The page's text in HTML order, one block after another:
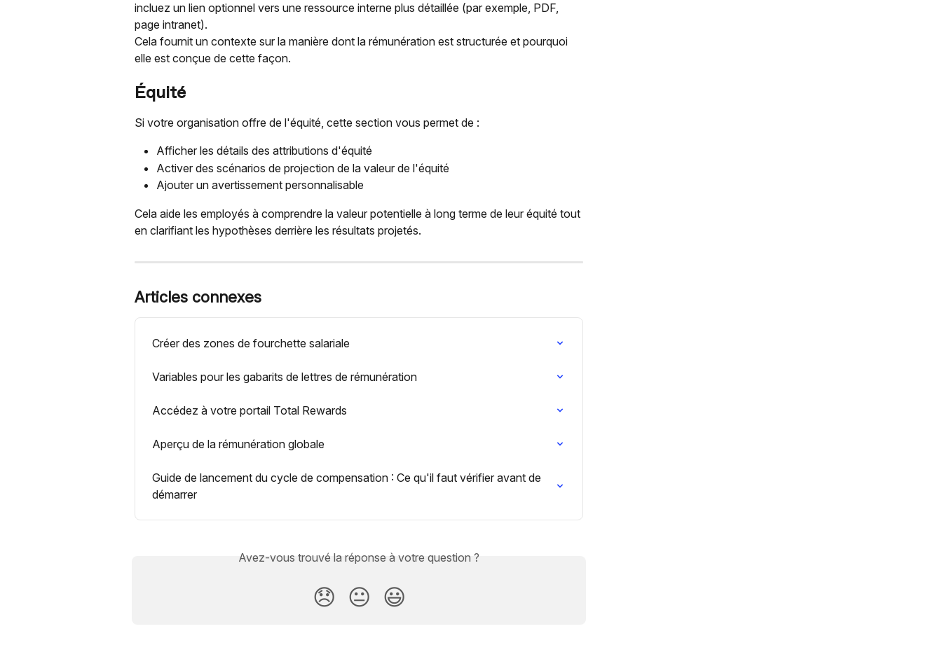
incluez un lien optionnel vers une ressource interne plus détaillée (par exemple, PDF,
page intranet).
Cela fournit un contexte sur la manière dont la rémunération est structurée et pourquoi
elle est conçue de cette façon.
Équité
Si votre organisation offre de l'équité, cette section vous permet de :
Afficher les détails des attributions d'équité
Activer des scénarios de projection de la valeur de l'équité
Ajouter un avertissement personnalisable
Cela aide les employés à comprendre la valeur potentielle à long terme de leur équité tout
en clarifiant les hypothèses derrière les résultats projetés.
Articles connexes
Créer des zones de fourchette salariale
Variables pour les gabarits de lettres de rémunération
Accédez à votre portail Total Rewards
Aperçu de la rémunération globale
Guide de lancement du cycle de compensation : Ce qu'il faut vérifier avant de
démarrer
Avez-vous trouvé la réponse à votre question ?
😞 😐 😃